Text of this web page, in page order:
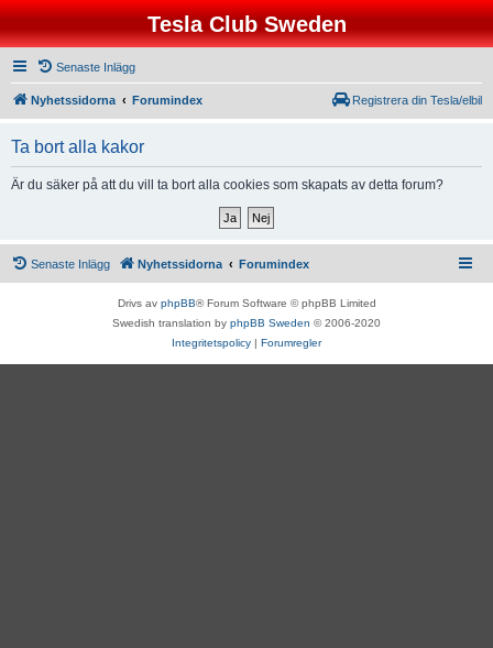
Tesla Club Sweden
Senaste Inlägg
Nyhetssidorna Forumindex Registrera din Tesla/elbil
Ta bort alla kakor
Är du säker på att du vill ta bort alla cookies som skapats av detta forum?
Senaste Inlägg Nyhetssidorna Forumindex
Drivs av phpBB® Forum Software © phpBB Limited
Swedish translation by phpBB Sweden © 2006-2020
Integritetspolicy | Forumregler